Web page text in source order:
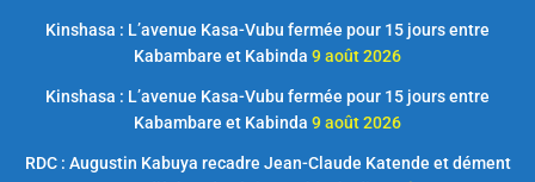
Kinshasa : L’avenue Kasa-Vubu fermée pour 15 jours entre
Kabambare et Kabinda 9 août 2026
Kinshasa : L’avenue Kasa-Vubu fermée pour 15 jours entre
Kabambare et Kabinda 9 août 2026
RDC : Augustin Kabuya recadre Jean-Claude Katende et dément